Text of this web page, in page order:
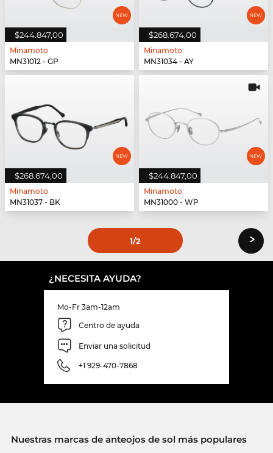
$244.847,00
Minamoto
MN31012 - GP
$268.674,00
Minamoto
MN31034 - AY
$268.674,00
Minamoto
MN31037 - BK
$244.847,00
Minamoto
MN31000 - WP
1/2 ›
¿NECESITA AYUDA?
Mo-Fr 3am-12am
Centro de ayuda
Enviar una solicitud
+1 929-470-7868
Nuestras marcas de anteojos de sol más populares